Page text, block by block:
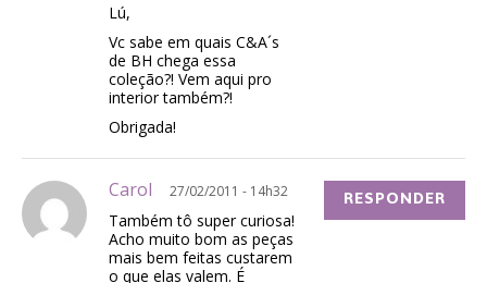
Lú,
Vc sabe em quais C&A´s
de BH chega essa
coleção?! Vem aqui pro
interior também?!
Obrigada!
Carol 27/02/2011 - 14h32
Também tô super curiosa!
Acho muito bom as peças
mais bem feitas custarem
o que elas valem. É
RESPONDER